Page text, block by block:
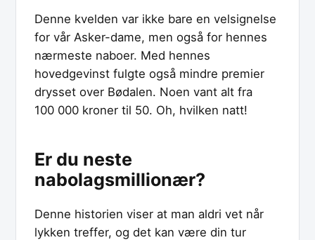
Denne kvelden var ikke bare en velsignelse
for vår Asker-dame, men også for hennes
nærmeste naboer. Med hennes
hovedgevinst fulgte også mindre premier
drysset over Bødalen. Noen vant alt fra
100 000 kroner til 50. Oh, hvilken natt!
Er du neste
nabolagsmillionær?
Denne historien viser at man aldri vet når
lykken treffer, og det kan være din tur